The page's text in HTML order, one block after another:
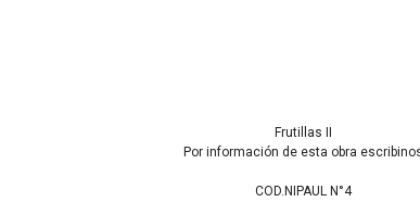
Frutillas II
Por información de esta obra
COD.NIPAUL N°4